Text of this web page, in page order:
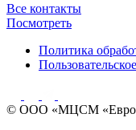
Все контакты
Посмотреть
Политика
© ООО «МЦСМ